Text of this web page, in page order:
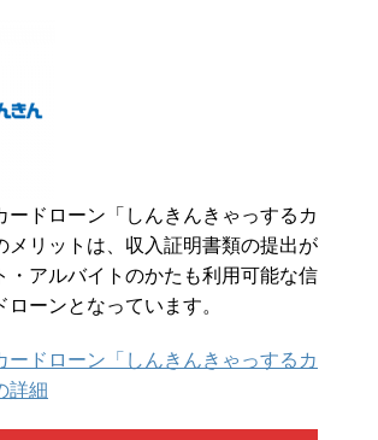
ードローン「しんきんきゃっするカ
メリットは、収入証明書類の提出が
・アルバイトのかたも利用可能な信
ローンとなっています。
ードローン「しんきんきゃっするカ
詳細